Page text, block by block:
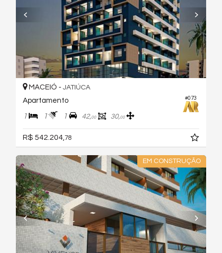
#073
MACEIÓ - JATIÚCA
Apartamento
1 1 1 42,00 30,00
R$ 542.204, 78
EM CONSTRUÇÃO